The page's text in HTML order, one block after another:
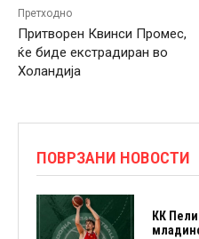
Претходно
Притворен Квинси Промес,
ќе биде екстрадиран во
Холандија
ПОВРЗАНИ НОВОСТИ
КК